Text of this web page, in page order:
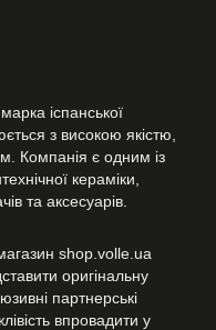
іспанської
з високою якістю,
Компанія є одним із
кераміки,
та аксесуарів.
shop.volle.ua
оригінальну
партнерські
впровадити у